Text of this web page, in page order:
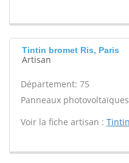
Tintin bromet Ris, Paris
Artisan
Département: 75
Panneaux
Voir la fiche artisan :